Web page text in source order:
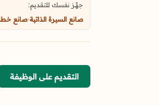
جهّز نفسك للتقديم:
صانع السيرة الذاتية·صانع
التقديم على الوظيفة